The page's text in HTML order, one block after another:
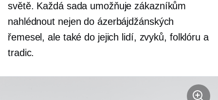
světě. Každá sada umožňuje zákazníkům
nahlédnout nejen do ázerbájdžánských
řemesel, ale také do jejich lidí, zvyků, folklóru a
tradic.